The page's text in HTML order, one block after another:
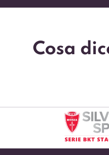
Cosa